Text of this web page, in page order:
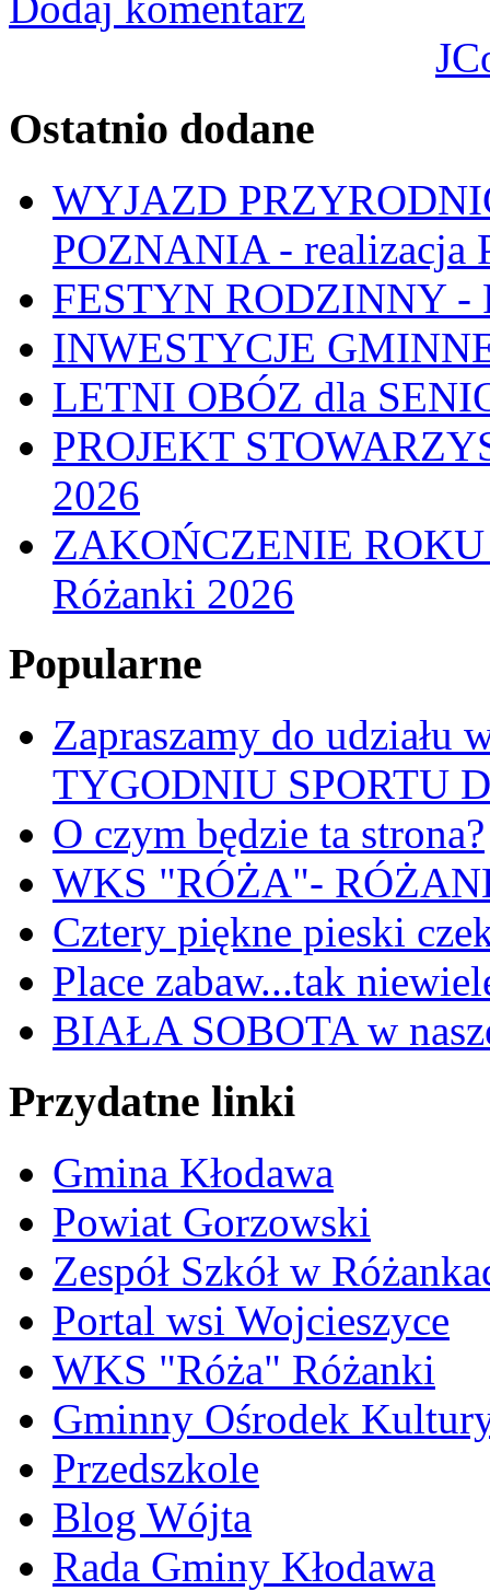
Ostatnio dodane
WYJAZD
POZNANIA - realizacja
FESTYN RODZINNY -
INWESTYCJE
LETNI OBÓZ dla
PROJEKT
2026
ZAKOŃCZENIE
Różanki 2026
Popularne
Zapraszamy do udziału
TYGODNIU SPORTU
O czym będzie ta strona?
WKS "RÓŻA"-
Cztery piękne pieski
Place zabaw...tak
BIAŁA SOBOTA w
Przydatne linki
Gmina Kłodawa
Powiat Gorzowski
Zespół Szkół w
Portal wsi Wojcieszyce
WKS "Róża" Różanki
Gminny Ośrodek
Przedszkole
Blog Wójta
Rada Gminy Kłodawa